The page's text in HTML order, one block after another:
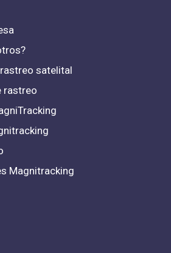
satelital
rastreo
Magnitracking